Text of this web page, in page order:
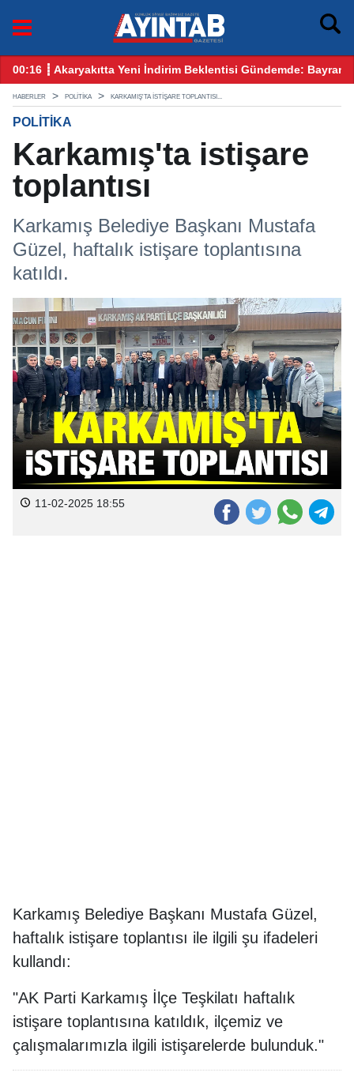
Bayram Öncesi Gözler Benzin ve Motorinde
12:25 ┋ CHP Gaziantep Karıştı: Ankara’dan
HABERLER POLITIKA KARKAMIŞ'TA ISTIŞARE TOPLANTISI...
POLITIKA
Karkamış'ta istişare
toplantısı
Karkamış Belediye Başkanı Mustafa
Güzel, haftalık istişare toplantısına
katıldı.
11-02-2025 18:55
Karkamış Belediye Başkanı Mustafa Güzel,
haftalık istişare toplantısı ile ilgili şu ifadeleri
kullandı:
"AK Parti Karkamış İlçe Teşkilatı haftalık
istişare toplantısına katıldık, ilçemiz ve
çalışmalarımızla ilgili istişarelerde bulunduk."